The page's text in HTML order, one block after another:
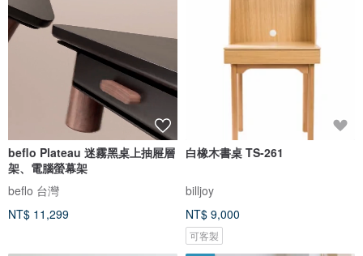
beflo Plateau 迷霧黑桌上抽屜層
架、電腦螢幕架
beflo 台灣
NT$ 11,299
白橡木書桌 TS-261
billjoy
NT$ 9,000
可客製